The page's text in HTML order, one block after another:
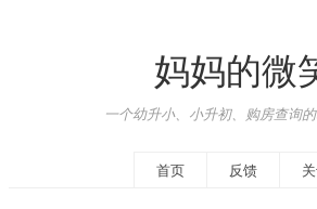
妈妈的微
一个幼升小、小升初、购房查询的
首页 反馈